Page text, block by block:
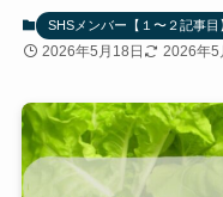
SHSメンバー【１〜２記事目
2026年5月18日 2026年5